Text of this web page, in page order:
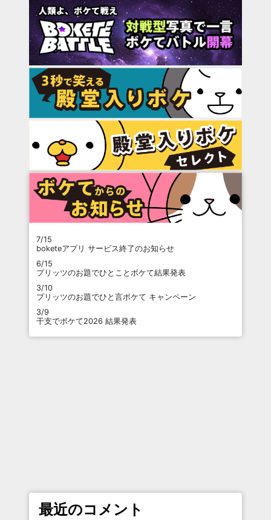
7/15
boketeアプリ サービス終了のお知らせ
6/15
プリッツのお題でひとことボケて結果発表
3/10
プリッツのお題でひと言ボケて キャンペーン
3/9
干支でボケて2026 結果発表
最近のコメント